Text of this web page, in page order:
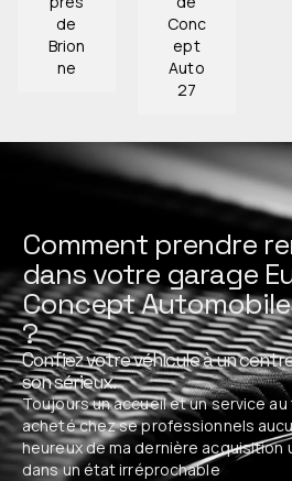
de
Brion
ne
Conc
ept
Auto
27
Comment prendre
dans votre garage
Concept
?
Confiez votre véhicule à un
son sérieux.
Toujours un accueil et un service
acheté chez se professionnels
heureux de ma dernière acquisition
dans un état irréprochable